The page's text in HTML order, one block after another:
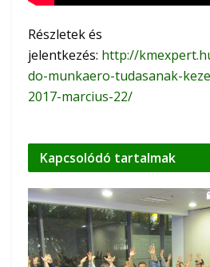
Részletek és
jelentkezés: http://
do-munkaero-tudasanak-
2017-marcius-22/
Kapcsolódó tartalmak